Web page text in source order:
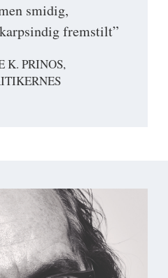
smidig,
fremstilt”
K. PRINOS,